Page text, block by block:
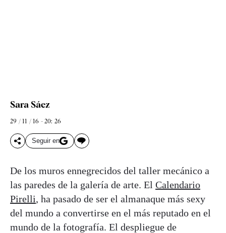
Sara Sáez
29 / 11 / 16 - 20: 26
Seguir en
De los muros ennegrecidos del taller mecánico a
las paredes de la galería de arte. El Calendario
Pirelli, ha pasado de ser el almanaque más sexy
del mundo a convertirse en el más reputado en el
mundo de la fotografía. El despliegue de